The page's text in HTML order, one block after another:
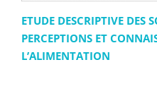
ETUDE DESCRIPTIVE DES
PERCEPTIONS ET
L’ALIMENTATION